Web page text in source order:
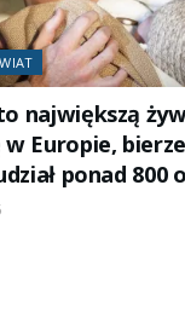
największą
w Europie, bierze
ponad 800